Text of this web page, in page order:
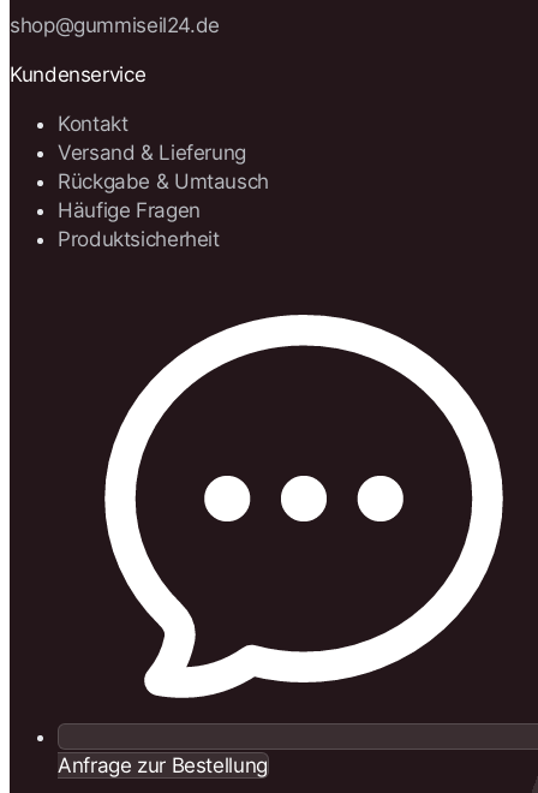
shop@gummiseil24.de
Kundenservice
Kontakt
Versand & Lieferung
Rückgabe & Umtausch
Häufige Fragen
Produktsicherheit
Anfrage zur Bestellung